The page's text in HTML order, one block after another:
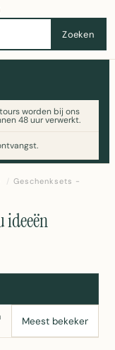
Zoeken
worden bij ons
48 uur verwerkt.
alle prijzen op
/ Geschenksets -
ideeën